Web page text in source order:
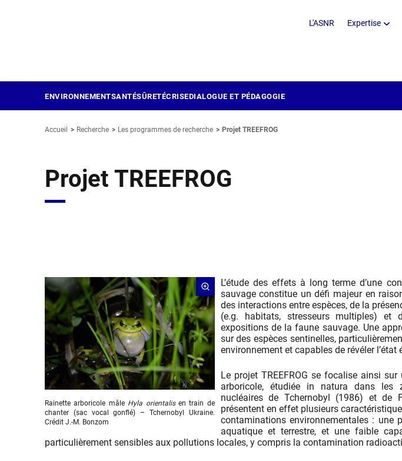
L'ASNR Expertise
ENVIRONNEMENTSANTÉSÛRETÉCRISEDIALOGUE ET PÉDAGOGIE
Accueil Recherche Les programmes de recherche Projet TREEFROG
Projet TREEFROG
Rainette arboricole mâle Hyla orientalisen train de
chanter (sac vocal gonflé) – Tchernobyl Ukraine.
Crédit J.-M. Bonzom
L’étude des effets à long terme d’une
sauvage constitue un défi majeur en
des interactions entre espèces, de la
(e.g. habitats, stresseurs multiples)
expositions de la faune sauvage. Une
sur des espèces sentinelles,
environnement et capables de révéler
Le projet TREEFROG se focalise ainsi
arboricole, étudiée in natura dans les
nucléaires de Tchernobyl (1986) et de
présentent en effet plusieurs
contaminations environnementales : une
aquatique et terrestre, et une faible
particulièrement sensibles aux pollutions locales, y compris la contamination